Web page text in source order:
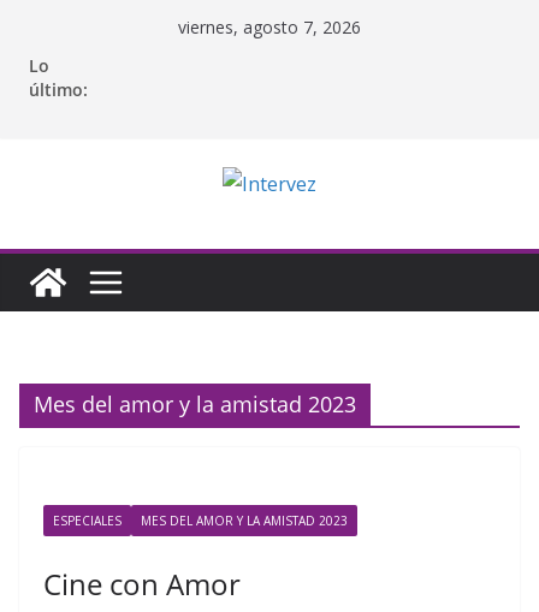
contenido
viernes, agosto 7, 2026
Lo
último:
Mes del amor y la amistad 2023
ESPECIALES MES DEL AMOR Y LA AMISTAD 2023
Cine con Amor